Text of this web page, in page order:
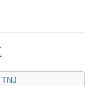
TNJ